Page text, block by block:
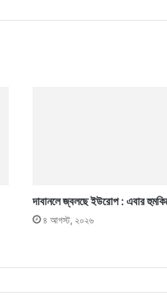
দাবানলে জ্বলছে ইউরোপ : এবার
৪ আগস্ট, ২০২৬